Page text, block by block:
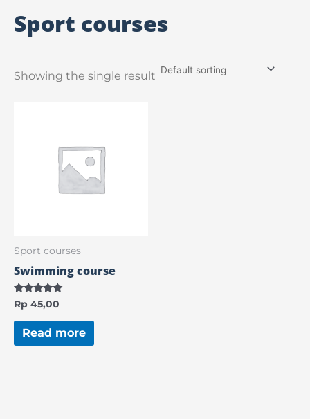
Sport courses
Showing the single result
Sport courses
Swimming course
Rated
5.00
out of 5
Rp 45,00
Read more